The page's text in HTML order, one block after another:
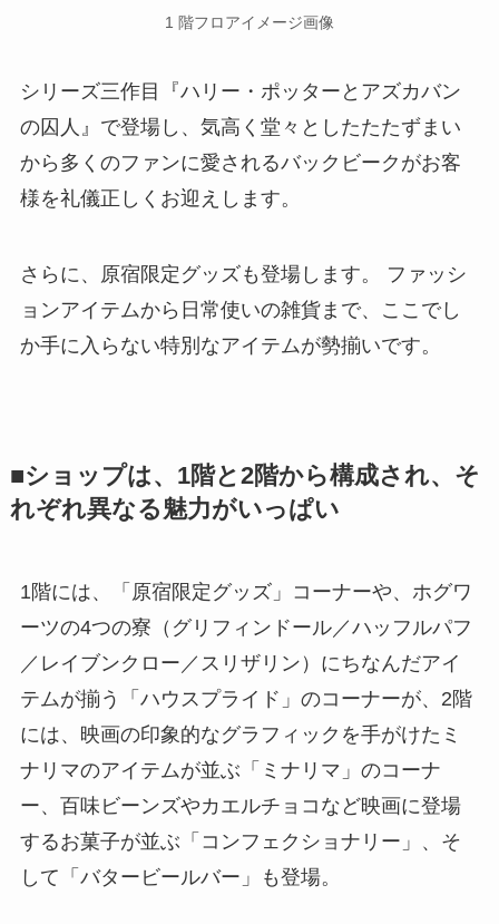
1 階フロアイメージ画像
シリーズ三作目『ハリー・ポッターとアズカバン
の囚人』で登場し、気高く堂々としたたたずまい
から多くのファンに愛されるバックビークがお客
様を礼儀正しくお迎えします。
さらに、原宿限定グッズも登場します。 ファッシ
ョンアイテムから日常使いの雑貨まで、ここでし
か手に入らない特別なアイテムが勢揃いです。
■ショップは、1階と2階から構成され、そ
れぞれ異なる魅力がいっぱい
1階には、「原宿限定グッズ」コーナーや、ホグワ
ーツの4つの寮（グリフィンドール／ハッフルパフ
／レイブンクロー／スリザリン）にちなんだアイ
テムが揃う「ハウスプライド」のコーナーが、2階
には、映画の印象的なグラフィックを手がけたミ
ナリマのアイテムが並ぶ「ミナリマ」のコーナ
ー、百味ビーンズやカエルチョコなど映画に登場
するお菓子が並ぶ「コンフェクショナリー」、そ
して「バタービールバー」も登場。